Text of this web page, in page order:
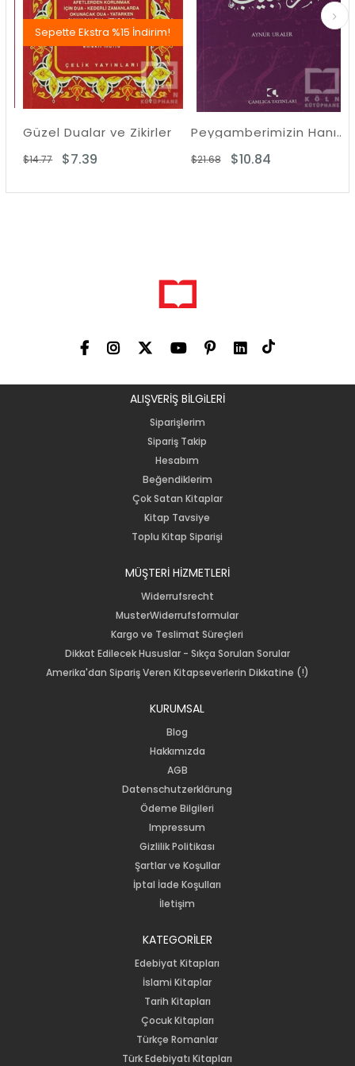
Güzel Dualar ve Zikirler
$7.39
$14.77
Sepette Ekstra %15 İndirim!
Peygamberimizin Hanımı Ümmü Habibe ve Rivayet Ettiği Hadisler
$10.84
$21.68
ALIŞVERİŞ BİLGiLERİ
Siparişlerim
Sipariş Takip
Hesabım
Beğendiklerim
Çok Satan Kitaplar
Kitap Tavsiye
Toplu Kitap Siparişi
MÜŞTERİ HİZMETLERİ
Widerrufsrecht
MusterWiderrufsformular
Kargo ve Teslimat Süreçleri
Dikkat Edilecek Hususlar - Sıkça Sorulan Sorular
Amerika'dan Sipariş Veren Kitapseverlerin Dikkatine (!)
KURUMSAL
Blog
Hakkımızda
AGB
Datenschutzerklärung
Ödeme Bilgileri
Impressum
Gizlilik Politikası
Şartlar ve Koşullar
İptal İade Koşulları
İletişim
KATEGORİLER
Edebiyat Kitapları
İslami Kitaplar
Tarih Kitapları
Çocuk Kitapları
Türkçe Romanlar
Türk Edebiyatı Kitapları